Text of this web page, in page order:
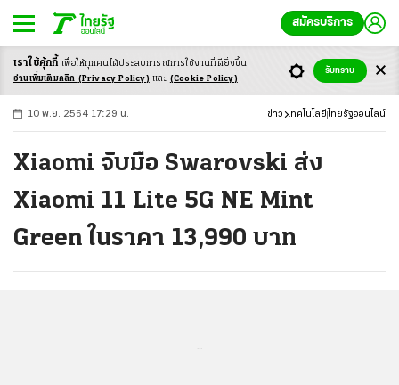
สมัครบริการ
-ก ก ก+
10 พ.ย. 2564 17:29 น. ข่าว เทคโนโลยี ไทยรัฐออนไลน์
Xiaomi จับมือ Swarovski ส่ง
Xiaomi 11 Lite 5G NE Mint
Green ในราคา 13,990 บาท
เราใช้คุ้กกี้ เพื่อให้ทุกคนได้ประสบการณ์การใช้งานที่ดียิ่งขึ้น
อ่านเพิ่มเติมคลิก (Privacy Policy) และ (Cookie Policy)
รับทราบ